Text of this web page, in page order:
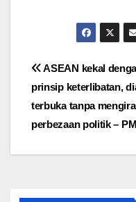
Post
navigation
ASEAN kekal
prinsip keterlibatan,
terbuka tanpa mengira
perbezaan politik – PM